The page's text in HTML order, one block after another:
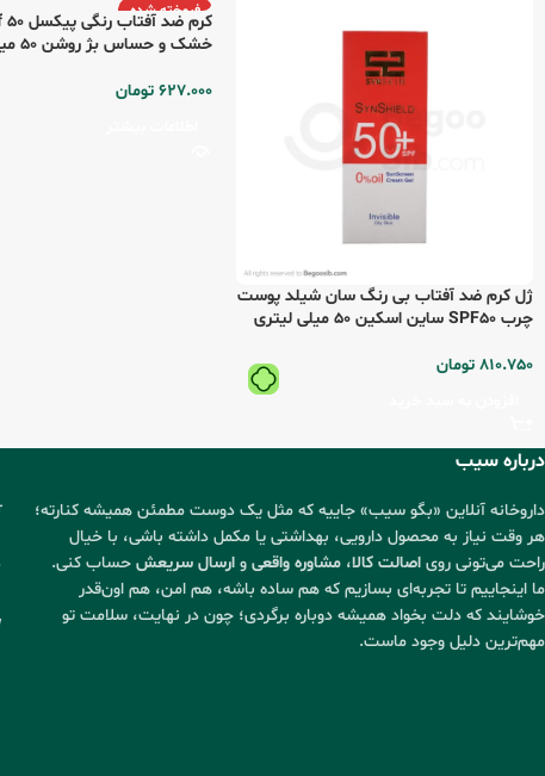
ژل کرم ضد آفتاب بی رنگ سان شیلد پوست
چرب SPF50 ساین اسکین 50 میلی لیتری
810.750 تومان
فروخته شده
خشک و حساس بژ روشن 50 میلی لیتری
627.000 تومان
درباره سیب
داروخانه آنلاین «بگو سیب» جاییه که مثل یک دوست مطمئن همیشه کنارته؛
هر وقت نیاز به محصول دارویی، بهداشتی یا مکمل داشته باشی، با خیال
راحت می‌تونی روی اصالت کالا، مشاوره واقعی و ارسال سریعش حساب کنی.
ما اینجاییم تا تجربه‌ای بسازیم که هم ساده باشه، هم امن، هم اون‌قدر
خوشایند که دلت بخواد همیشه دوباره برگردی؛ چون در نهایت، سلامت تو
مهم‌ترین دلیل وجود ماست.